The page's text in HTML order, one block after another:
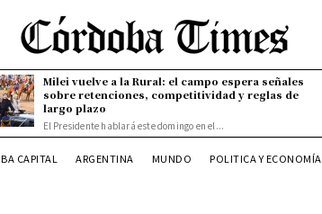
Milei vuelve a la Rural: el campo espera señales
sobre retenciones, competitividad y reglas de
largo plazo
El Presidente hablará este domingo en el...
CAPITAL ARGENTINA MUNDO POLITICA Y ECONOMÍA